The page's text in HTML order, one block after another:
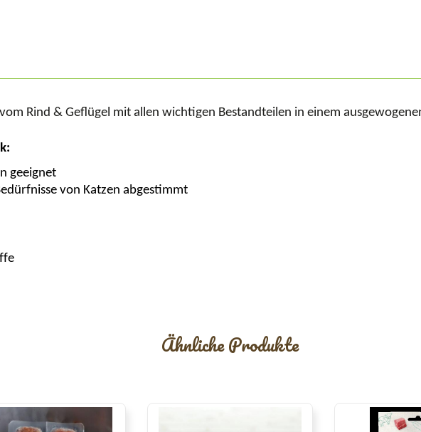
Rind & Geflügel mit allen wichtigen Bestandteilen in einem
geeignet
von Katzen abgestimmt
Ähnliche Produkte